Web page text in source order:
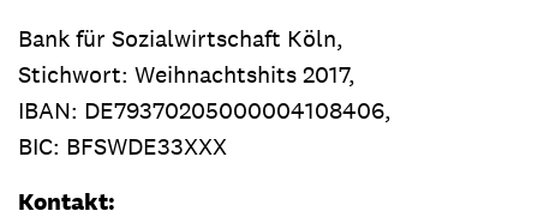
Bank für Sozialwirtschaft Köln,
Stichwort: Weihnachtshits 2017,
IBAN: DE79370205000004108406,
BIC: BFSWDE33XXX
Kontakt: